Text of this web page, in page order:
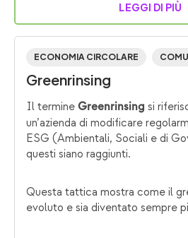
LEGGI DI PIÙ
ECONOMIA CIRCOLARE
Greenrinsing
Il termine Greenrinsing si
un’azienda di modificare
ESG (Ambientali, Sociali e di
questi siano raggiunti.
Questa tattica mostra come il
evoluto e sia diventato sempre